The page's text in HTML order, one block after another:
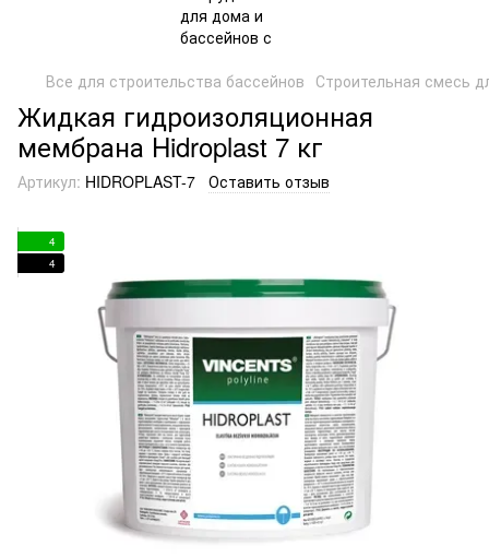
Все для строительства бассейнов Строительная смесь
Жидкая гидроизоляционная
мембрана Hidroplast 7 кг
Артикул: HIDROPLAST-7 Оставить отзыв
4
4